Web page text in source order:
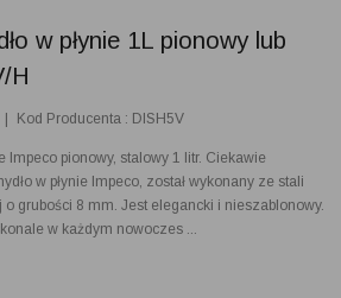
w płynie 1L pionowy lub
H
Kod Producenta : DISH5V
Impeco pionowy, stalowy 1 litr. Ciekawie
w płynie Impeco, został wykonany ze stali
grubości 8 mm. Jest elegancki i nieszablonowy.
w każdym nowoczes ...